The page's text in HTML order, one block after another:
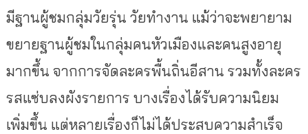
มีฐานผู้ชมกลุ่มวัยรุ่น วัยทำงาน แม้ว่าจะพยายาม
ขยายฐานผู้ชมในกลุ่มคนหัวเมืองและคนสูงอายุ
มากขึ้น จากการจัดละครพื้นถิ่นอีสาน รวมทั้งละคร
รสแซ่บลงผังรายการ บางเรื่องได้รับความนิยม
เพิ่มขึ้น แต่หลายเรื่องก็ไม่ได้ประสบความสำเร็จ